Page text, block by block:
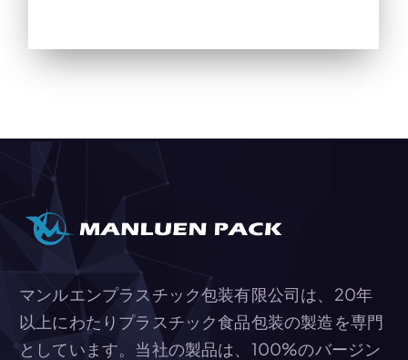
マンルエンプラスチック包装有限公司は、20年
以上にわたりプラスチック食品包装の製造を専門
としています。当社の製品は、100%のバージン